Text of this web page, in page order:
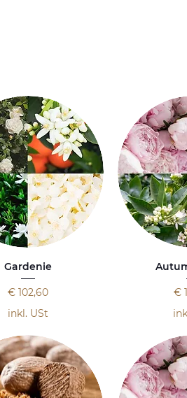
Gardenie
Preis
€ 102,60
inkl. USt
€